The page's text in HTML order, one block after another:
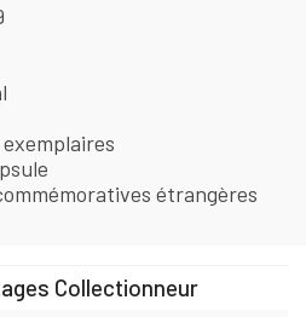
étrangères
Collectionneur